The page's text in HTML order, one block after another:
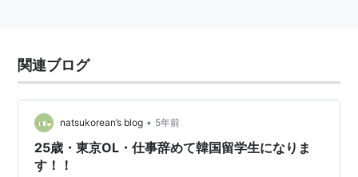
関連ブログ
natsukorean’s blog • 5年前
25歳・東京OL・仕事辞めて韓国留学生になりま
す！！